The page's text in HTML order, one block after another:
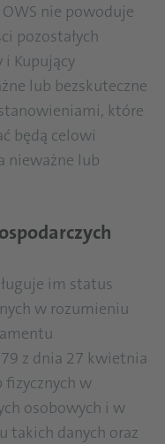
nie powoduje
pozostałych
i Kupujący
lub bezskuteczne
które
będą celowi
nieważne lub
im status
w rozumieniu
z dnia 27 kwietnia
fizycznych w
osobowych i w
takich danych oraz